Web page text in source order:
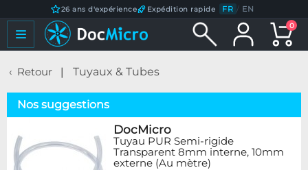
26 ans d'expérience Expédition rapide FR / EN
0
Retour Tuyaux & Tubes
Nos suggestions
DocMicro
Tuyau PUR Semi-rigide
Transparent 8mm interne, 10mm
externe (Au mètre)